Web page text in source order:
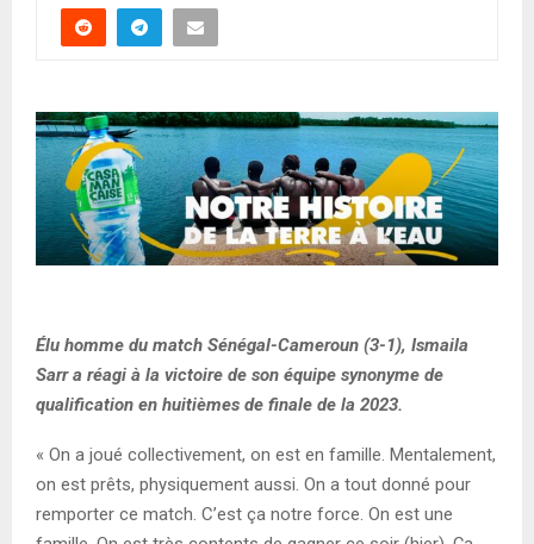
Élu homme du match Sénégal-Cameroun (3-1), Ismaila
Sarr a réagi à la victoire de son équipe synonyme de
qualification en huitièmes de finale de la 2023.
« On a joué collectivement, on est en famille. Mentalement,
on est prêts, physiquement aussi. On a tout donné pour
remporter ce match. C’est ça notre force. On est une